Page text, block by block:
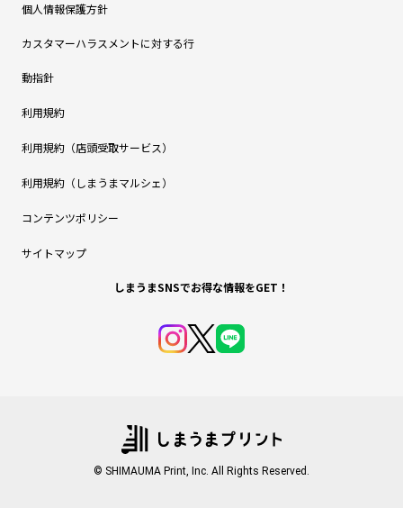
個人情報保護方針
カスタマーハラスメントに対する行
動指針
利用規約
利用規約（店頭受取サービス）
利用規約（しまうまマルシェ）
コンテンツポリシー
サイトマップ
しまうまSNSでお得な情報をGET！
© SHIMAUMA Print, Inc. All Rights Reserved.